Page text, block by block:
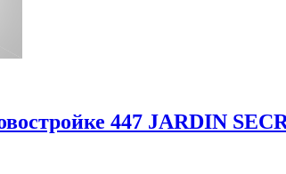
447 JARDIN